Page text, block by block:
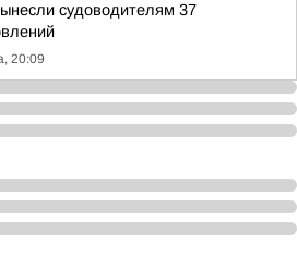
судоводителям 37
20:09